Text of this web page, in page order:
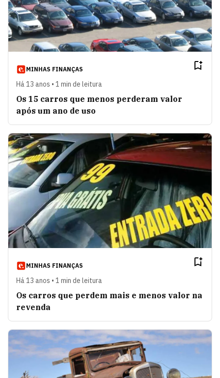
MINHAS FINANÇAS
Há 13 anos • 1 min de leitura
Os 15 carros que menos perderam valor
após um ano de uso
MINHAS FINANÇAS
Há 13 anos • 1 min de leitura
Os carros que perdem mais e menos valor na
revenda